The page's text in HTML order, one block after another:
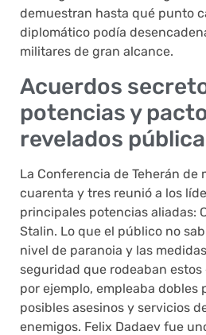
demuestran hasta qué punto
diplomático podía
militares de gran alcance.
Acuerdos
potencias y
revelados
La Conferencia de Teherán de
cuarenta y tres reunió a los
principales potencias aliadas:
Stalin. Lo que el público no
nivel de paranoia y las
seguridad que rodeaban
por ejemplo, empleaba dobles
posibles asesinos y servicios
enemigos. Felix Dadaev fue